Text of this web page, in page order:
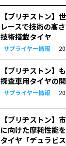
【ブリヂストン】
レースで技術の高
技術搭載タイヤ
サプライヤー情報
【ブリヂストン】
探査車用タイヤの
サプライヤー情報
【ブリヂストン】
に向けた摩耗性能
タイヤ「デュラビス